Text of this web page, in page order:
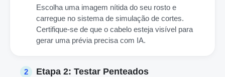
Escolha uma imagem nítida do seu rosto e
carregue no sistema de simulação de cortes.
Certifique-se de que o cabelo esteja visível para
gerar uma prévia precisa com IA.
2 Etapa 2: Testar Penteados